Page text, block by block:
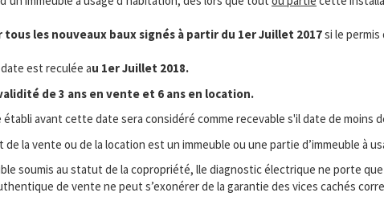
les nouveaux baux signés à partir du 1er Juillet 2017si le
est reculée au 1er Juillet 2018.
de 3 ans en vente et 6 ans en location.
avant cette date sera considéré comme recevable s'il date de moins
la vente ou de la location est un immeuble ou une partie d’immeuble à
soumis au statut de la copropriété, lle diagnostic électrique ne porte
de vente ne peut s’exonérer de la garantie des vices cachés